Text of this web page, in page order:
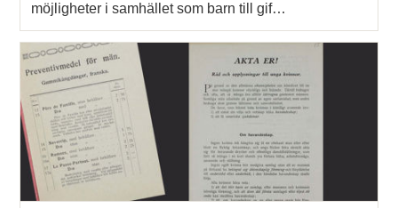
möjligheter i samhället som barn till gif…